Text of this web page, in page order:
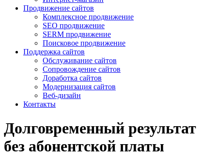
Продвижение сайтов
Комплексное продвижение
SEO продвижение
SERM продвижение
Поисковое продвижение
Поддержка сайтов
Обслуживание сайтов
Сопровождение сайтов
Доработка сайтов
Модернизация сайтов
Веб-дизайн
Контакты
Долговременный результат
без абонентской платы